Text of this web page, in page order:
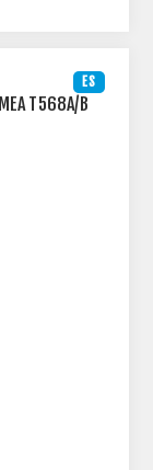
ES